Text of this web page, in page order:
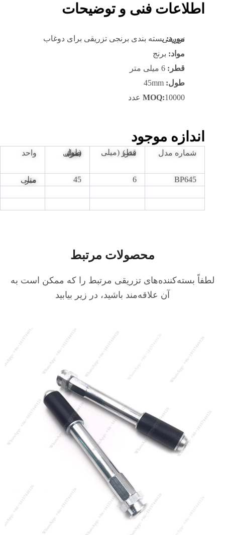
اطلاعات فنی و توضیحات
مورد:
بسته بندی برنجی تزریقی برای دوغاب تزریقی
مواد:برنج
قطر:6 میلی متر
طول:45mm
MOQ:10000 عدد
اندازه موجود
شماره مدل قطر (میلی متر) طول (میلی متر) واحد
BP645 میلی متر
محصولات مرتبط
لطفاً بسته‌کننده‌های تزریقی مرتبط را که ممکن است به
آن علاقه‌مند باشید، در زیر بیابید